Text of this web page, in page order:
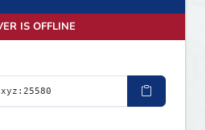
IS OFFLINE